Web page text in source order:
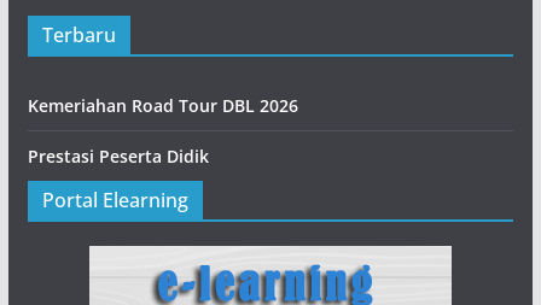
Terbaru
Kemeriahan Road Tour DBL 2026
Prestasi Peserta Didik
Portal Elearning